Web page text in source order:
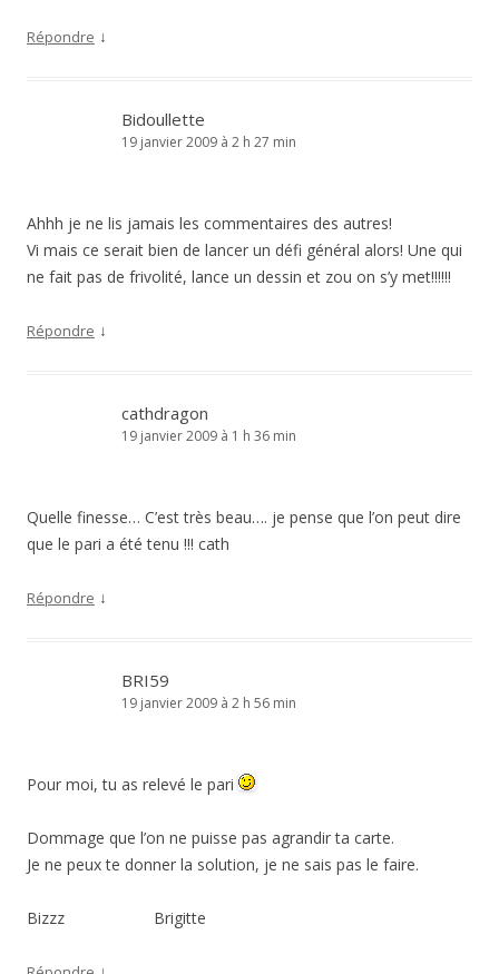
Répondre ↓
Bidoullette
19 janvier 2009 à 2 h 27 min
Ahhh je ne lis jamais les commentaires des autres!
Vi mais ce serait bien de lancer un défi général alors! Une qui
ne fait pas de frivolité, lance un dessin et zou on s’y met!!!!!!
Répondre ↓
cathdragon
19 janvier 2009 à 1 h 36 min
Quelle finesse… C’est très beau…. je pense que l’on peut dire
que le pari a été tenu !!! cath
Répondre ↓
BRI59
19 janvier 2009 à 2 h 56 min
Pour moi, tu as relevé le pari
Dommage que l’on ne puisse pas agrandir ta carte.
Je ne peux te donner la solution, je ne sais pas le faire.
Bizzz Brigitte